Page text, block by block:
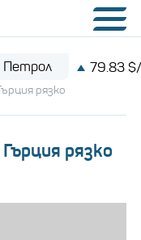
79.83 $/
рязко
рязко